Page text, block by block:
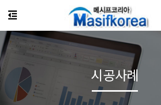
시공사례